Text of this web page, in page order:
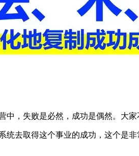
中，失败是必然，成功是偶然。大
去取得这个事业的成功，这个是非